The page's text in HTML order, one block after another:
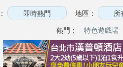
地區：
熱門： 特色遊戲場